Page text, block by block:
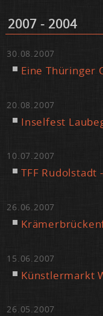
2007 - 2004
30.08.2007
Ei­ne Thü­rin­ger
20.08.2007
In­sel­fest
10.07.2007
TFF Ru­dol­stadt
26.06.2007
15.06.2007
Künst­ler­markt
26.05.2007